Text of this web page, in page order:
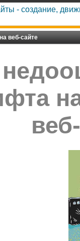
- создание,
веб-сайте